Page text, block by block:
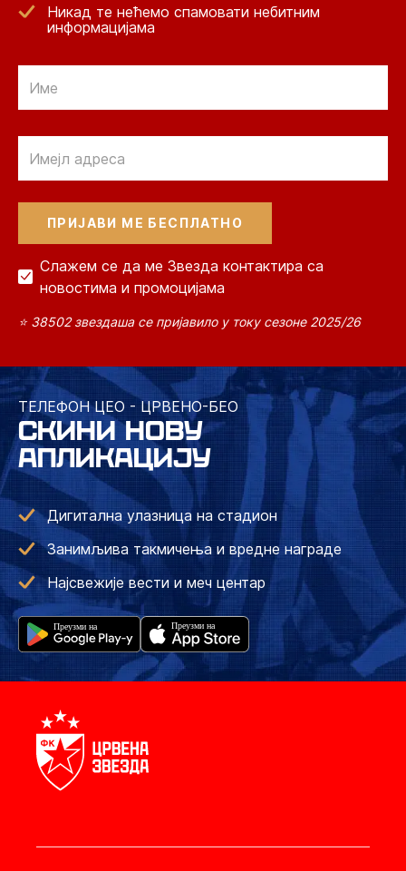
Никад те нећемо спамовати небитним
информацијама
Слажем се да ме Звезда контактира са
новостима и промоцијама
⭐ 38502 звездаша се пријавило у току сезоне 2025/26
ТЕЛЕФОН ЦЕО - ЦРВЕНО-БЕО
СКИНИ НОВУ
АПЛИКАЦИЈУ
Дигитална улазница на стадион
Занимљива такмичења и вредне награде
Најсвежије вести и меч центар